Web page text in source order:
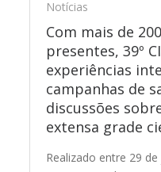
Notícias
Com mais de
presentes, 39º
experiências
campanhas de
discussões
extensa grade
Realizado entre 29